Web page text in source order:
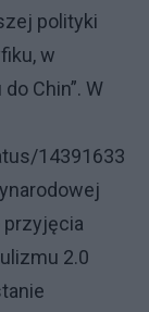
polityki
w
Chin”. W
14391633
przyjęcia
2.0